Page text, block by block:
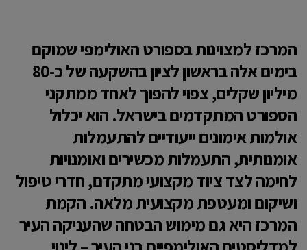
המרכז למצוינות בספורט האולימפי שמוקם
בימים אלה בראשון לציון בהשקעה של כ-80
מיליון שקלים, צפוי להפוך לאחד ממתקני
הספורט המתקדמים בישראל. הוא יכלול
אולמות אימונים ייעודיים להתעמלות
אומנותית, התעמלות מכשירים ואומנויות
לחימה לצד ציוד מקצועי מתקדם, חדרי טיפול
ושיקום ומעטפת מקצועית מלאה. הקמת
המרכז היא גם מימוש הבטחה שהעניקה העיר